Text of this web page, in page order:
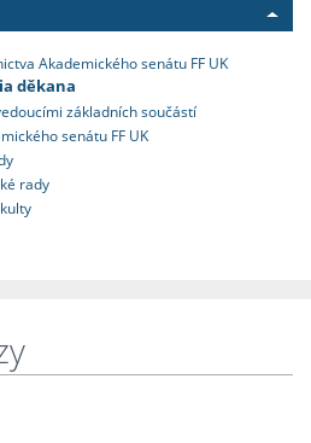
Akademického senátu FF UK
děkana
základních součástí
senátu FF UK
rady